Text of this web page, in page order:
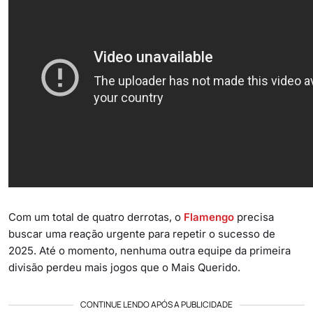
Com um total de quatro derrotas, o Flamengo precisa
buscar uma reação urgente para repetir o sucesso de
2025. Até o momento, nenhuma outra equipe da primeira
divisão perdeu mais jogos que o Mais Querido.
CONTINUE LENDO APÓS A PUBLICIDADE